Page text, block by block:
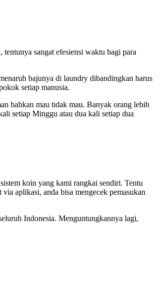
sangat efesiensi waktu bagi para
bajunya di laundry dibandingkan harus
setiap manusia.
bahkan mau tidak mau. Banyak orang lebih
setiap Minggu atau dua kali setiap dua
koin yang kami rangkai sendiri. Tentu
aplikasi, anda bisa mengecek pemasukan
Indonesia. Menguntungkannya lagi,